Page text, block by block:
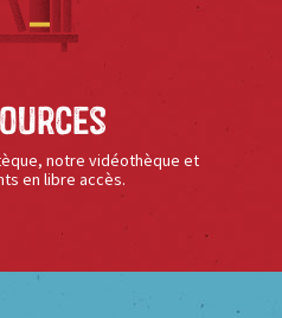
notre vidéothèque et
en libre accès.